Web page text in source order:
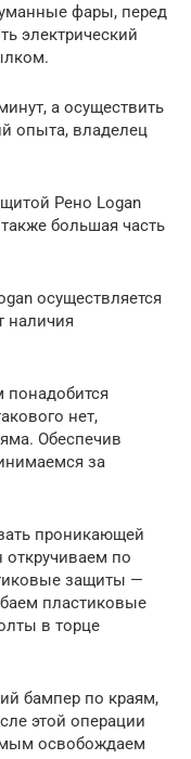
фары, перед
электрический
а осуществить
опыта, владелец
Рено Logan
большая часть
осуществляется
наличия
понадобится
нет,
Обеспечив
за
проникающей
по
защиты —
пластиковые
в торце
бампер по краям,
этой операции
освобождаем